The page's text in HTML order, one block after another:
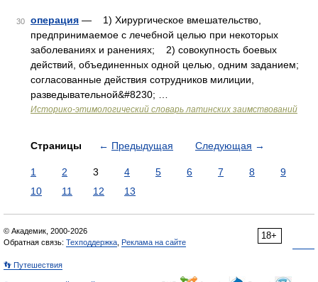
30 операция — 1) Хирургическое вмешательство,
предпринимаемое с лечебной целью при некоторых
заболеваниях и ранениях; 2) совокупность боевых
действий, объединенных одной целью, одним заданием;
согласованные действия сотрудников милиции,
разведывательной&#8230; …
Историко-этимологический словарь латинских заимствований
Страницы ← Предыдущая Следующая →
1 2 3 4 5 6 7 8
9
10
11 12 13
18+
© Академик, 2000-2026
Обратная связь: Техподдержка Реклама на сайте
👣 Путешествия